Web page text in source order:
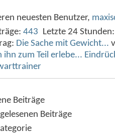
neuesten Benutzer,
443
Letzte 24 Stunden
Die Sache mit Gewicht...
ihn zum Teil erlebe...
Beiträge
Beiträge